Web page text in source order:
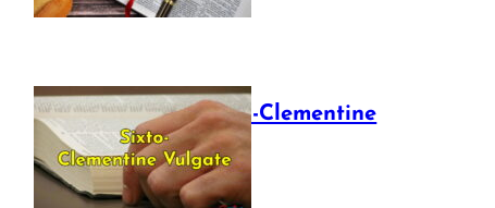
The Sixto-Clementine
Vulgate
July 12, 2025